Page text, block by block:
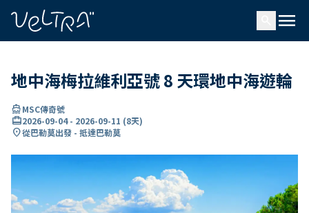
menu
地中海梅拉維利亞號 8 天環地中海遊輪
directions_boatMSC傳奇號
card_travel2026-09-04- 2026-09-11 (8天)
location_on從巴勒莫出發 - 抵達巴勒莫